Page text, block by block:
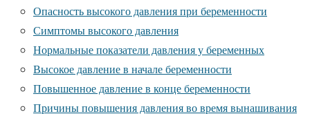
Опасность высокого давления при беременности
Симптомы высокого давления
Нормальные показатели давления у беременных
Высокое давление в начале беременности
Повышенное давление в конце беременности
Причины повышения давления во время вынашивания